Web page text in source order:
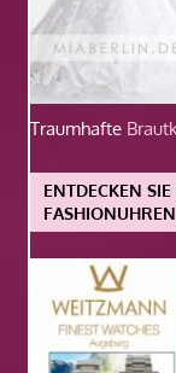
Traumhafte
ENTDECKEN